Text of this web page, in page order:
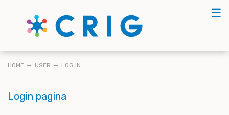
☰
KRUIMELPAD
HOME USER LOG IN
Login pagina